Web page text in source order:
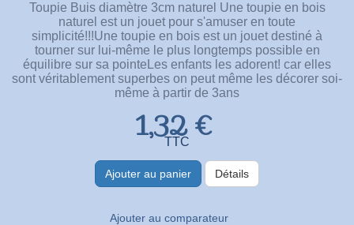
Toupie Buis diamètre 3cm naturel Une toupie en bois
naturel est un jouet pour s'amuser en toute
simplicité!!!Une toupie en bois est un jouet destiné à
tourner sur lui-même le plus longtemps possible en
équilibre sur sa pointeLes enfants les adorent! car elles
sont véritablement superbes on peut même les décorer soi-
même à partir de 3ans
1,32 €
TTC
Ajouter au panier Détails
Ajouter au comparateur